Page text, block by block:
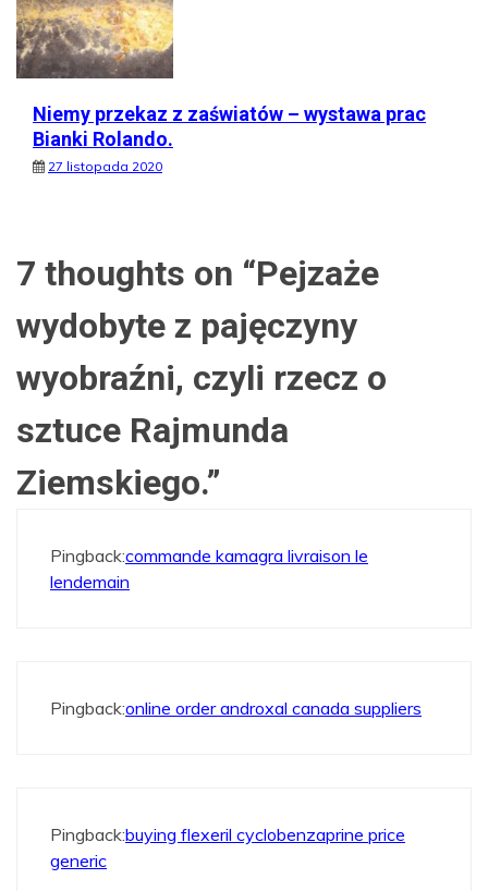
Niemy przekaz z zaświatów – wystawa prac
Bianki Rolando.
27 listopada 2020
7 thoughts on “Pejzaże
wydobyte z pajęczyny
wyobraźni, czyli rzecz o
sztuce Rajmunda
Ziemskiego.”
Pingback:commande kamagra livraison le
lendemain
Pingback:online order androxal canada suppliers
Pingback:buying flexeril cyclobenzaprine price
generic